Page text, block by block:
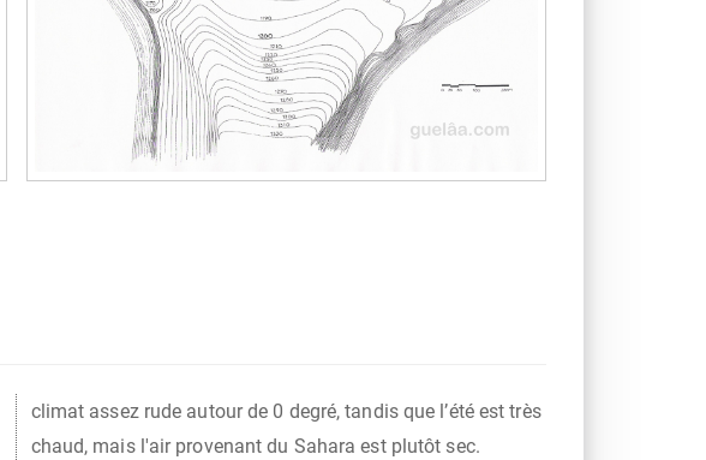
chaud, mais l'air provenant du Sahara est plutôt sec.